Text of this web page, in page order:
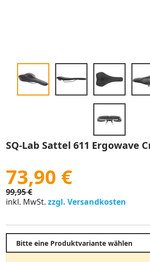
SQ-Lab Sattel 611 Ergowave
73,90 €
99,95 €
inkl. MwSt. zzgl. Versandkosten